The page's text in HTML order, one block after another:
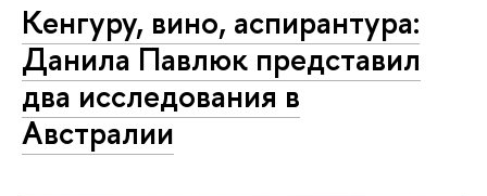
Кенгуру, вино, аспирантура:
Данила Павлюк представил
два исследования в
Австралии